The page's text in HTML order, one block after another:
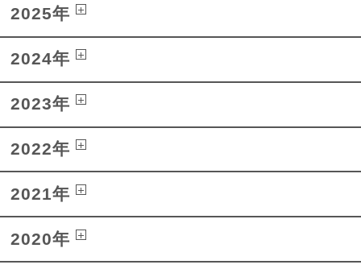
2025年
2024年
2023年
2022年
2021年
2020年